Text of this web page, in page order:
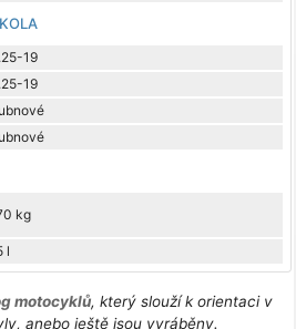
19
19
kg
l
motocyklů, který slouží k orientaci v
anebo ještě jsou vyráběny.